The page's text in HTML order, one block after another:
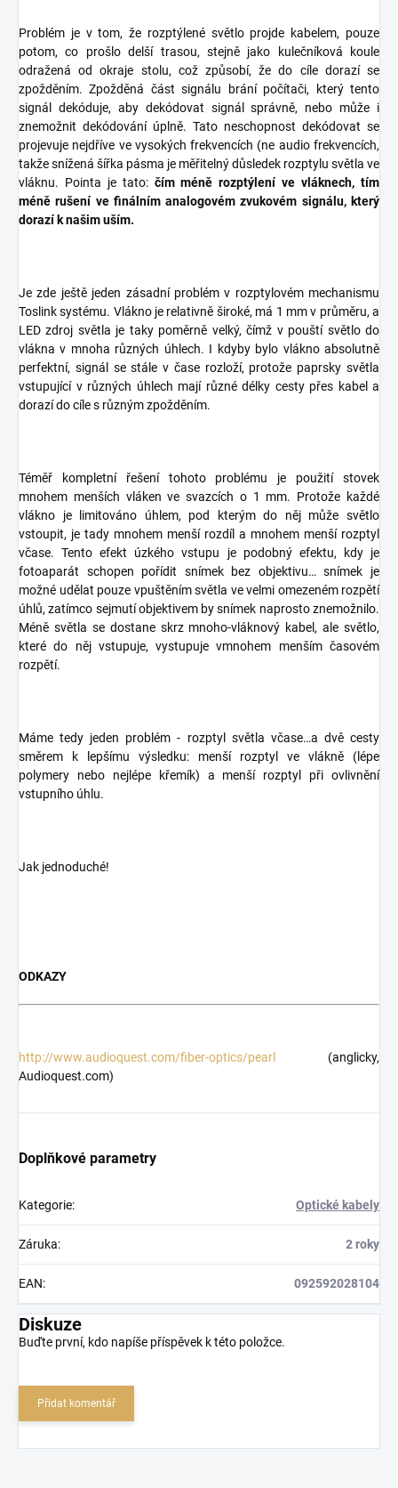
Problém je v tom, že rozptýlené světlo projde kabelem, pouze
potom, co prošlo delší trasou, stejně jako kulečníková koule
odražená od okraje stolu, což způsobí, že do cíle dorazí se
zpožděním. Zpožděná část signálu brání počítači, který tento
signál dekóduje, aby dekódovat signál správně, nebo může i
znemožnit dekódování úplně. Tato neschopnost dekódovat se
projevuje nejdříve ve vysokých frekvencích (ne audio frekvencích,
takže snížená šířka pásma je měřitelný důsledek rozptylu světla ve
vláknu. Pointa je tato: čím méně rozptýlení ve vláknech, tím
méně rušení ve finálním analogovém zvukovém signálu, který
dorazí k našim uším.
Je zde ještě jeden zásadní problém v rozptylovém mechanismu
Toslink systému. Vlákno je relativně široké, má 1 mm v průměru, a
LED zdroj světla je taky poměrně velký, čímž v pouští světlo do
vlákna v mnoha různých úhlech. I kdyby bylo vlákno absolutně
perfektní, signál se stále v čase rozloží, protože paprsky světla
vstupující v různých úhlech mají různé délky cesty přes kabel a
dorazí do cíle s různým zpožděním.
Téměř kompletní řešení tohoto problému je použití stovek
mnohem menších vláken ve svazcích o 1 mm. Protože každé
vlákno je limitováno úhlem, pod kterým do něj může světlo
vstoupit, je tady mnohem menší rozdíl a mnohem menší rozptyl
včase. Tento efekt úzkého vstupu je podobný efektu, kdy je
fotoaparát schopen pořídit snímek bez objektivu… snímek je
možné udělat pouze vpuštěním světla ve velmi omezeném rozpětí
úhlů, zatímco sejmutí objektivem by snímek naprosto znemožnilo.
Méně světla se dostane skrz mnoho-vláknový kabel, ale světlo,
které do něj vstupuje, vystupuje vmnohem menším časovém
rozpětí.
Máme tedy jeden problém - rozptyl světla včase…a dvě cesty
směrem k lepšímu výsledku: menší rozptyl ve vlákně (lépe
polymery nebo nejlépe křemík) a menší rozptyl při ovlivnění
vstupního úhlu.
Jak jednoduché!
ODKAZY
http://www.audioquest.com/fiber-optics/pearl
(anglicky,
Audioquest.com)
Doplňkové parametry
Kategorie: Optické kabely
Záruka: 2 roky
EAN: 092592028104
Diskuze
Buďte první, kdo napíše příspěvek k této položce.
Přidat komentář